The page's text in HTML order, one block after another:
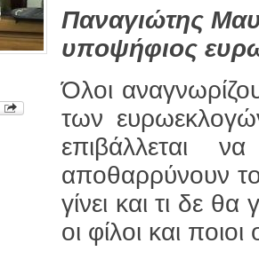
Παναγιώτης
υποψήφιος
Όλοι
των
επιβάλλεται
αποθαρρύνουν
γίνει και τι δε
οι φίλοι και ποιοι